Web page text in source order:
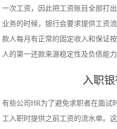
一次工资，因此把工资账目全部打
业务的时候，银行会要求提供工资
款人每月有正常的固定收入和保证
人的第一还款来源稳定性及负债能力
入职
有些公司HR为了避免求职者在面试
工入职时提供之前工资的流水单。